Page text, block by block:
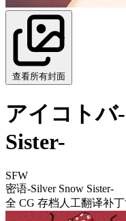
查看所有封面
アイコトバ
Sister-
SFW
密语-Silver Snow Sister-
全 CG 存档 人工翻译补丁